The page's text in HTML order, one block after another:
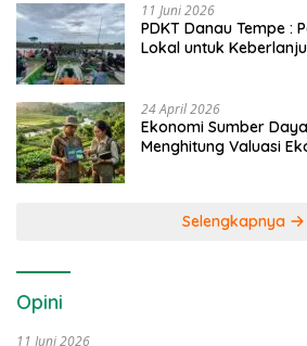
11 Juni 2026
PDKT Danau Tempe :
Lokal untuk
24 April 2026
Ekonomi Sumber
Menghitung Valuasi
Selengkapnya
Opini
11 Juni 2026